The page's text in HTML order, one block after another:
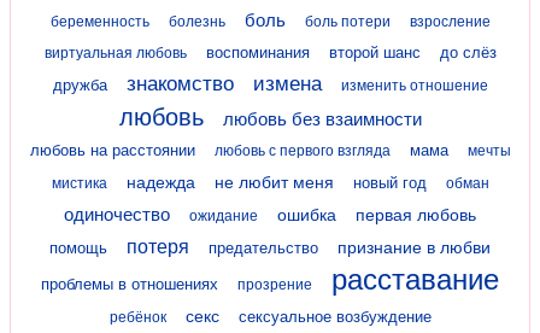
беременность
болезнь боль боль потери
взросление
виртуальная любовь
воспоминания второй шанс
до слёз
дружба
знакомство измена изменить отношение
любовь любовь без взаимности
любовь на расстоянии любовь с первого взгляда мама
мечты
мистика
надежда не любит меня новый год обман
одиночество ожидание ошибка первая любовь
помощь потеря предательство признание в любви
проблемы в отношениях прозрение расставание
ребёнок секс
сексуальное возбуждение